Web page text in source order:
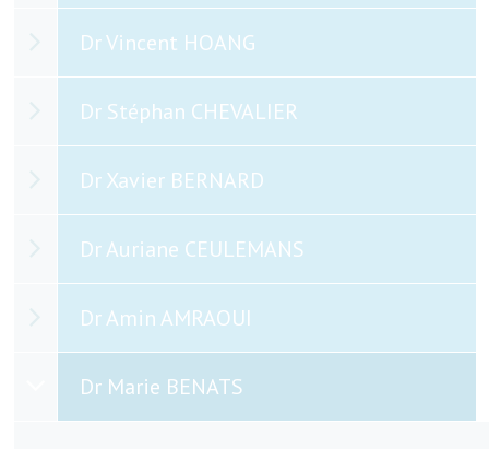
centre
Cardiologie
Ottignies-
Louvain-
Dr Vincent HOANG
Dr Stéphan CHEVALIER
Dr Xavier BERNARD
Dr Auriane CEULEMANS
Dr Amin AMRAOUI
Dr Marie BENATS